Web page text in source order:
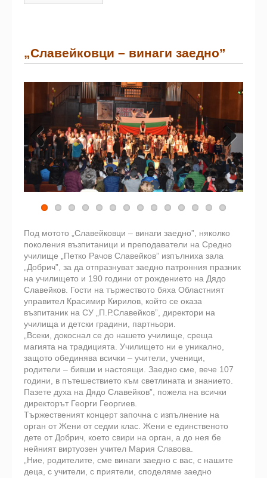
„Славейковци – винаги заедно”
Previous Next
Под мотото „Славейковци – винаги заедно”, няколко
поколения възпитаници и преподаватели на Средно
училище „Петко Рачов Славейков” изпълниха зала
„Добрич”, за да отпразнуват заедно патронния празник
на училището и 190 години от рождението на Дядо
Славейков. Гости на тържеството бяха Областният
управител Красимир Кирилов, който се оказа
възпитаник на СУ „П.Р.Славейков”, директори на
училища и детски градини, партньори.
„Всеки, докоснал се до нашето училище, среща
магията на традицията. Училището ни е уникално,
защото обединява всички – учители, ученици,
родители – бивши и настоящи. Заедно сме, вече 107
години, в пътешествието към светлината и знанието.
Пазете духа на Дядо Славейков”, пожела на всички
директорът Георги Георгиев.
Тържественият концерт започна с изпълнение на
орган от Жени от седми клас. Жени е единственото
дете от Добрич, което свири на орган, а до нея бе
нейният виртуозен учител Мария Славова.
„Ние, родителите, сме винаги заедно с вас, с нашите
деца, с учители, с приятели, споделяме заедно